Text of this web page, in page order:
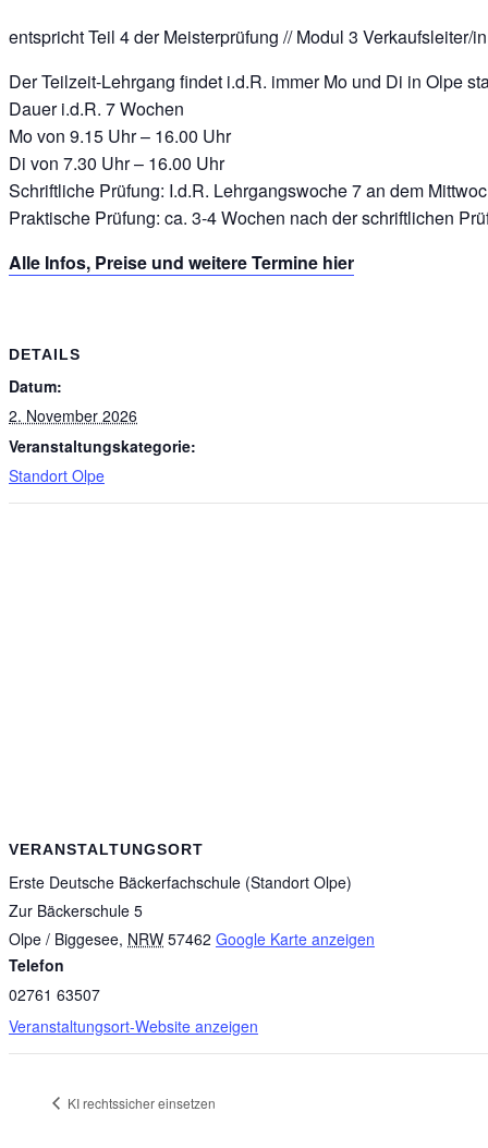
entspricht Teil 4 der Meisterprüfung // Modul 3 Verkaufsleiter/in
Der Teilzeit-Lehrgang findet i.d.R. immer Mo und Di in Olpe
Dauer i.d.R. 7 Wochen
Mo von 9.15 Uhr – 16.00 Uhr
Di von 7.30 Uhr – 16.00 Uhr
Schriftliche Prüfung: I.d.R. Lehrgangswoche 7 an dem
Praktische Prüfung: ca. 3-4 Wochen nach der schriftlichen
Alle Infos, Preise und weitere Termine hier
DETAILS
Datum:
2. November 2026
Veranstaltungskategorie:
Standort Olpe
VERANSTALTUNGSORT
Erste Deutsche Bäckerfachschule (Standort Olpe)
Zur Bäckerschule 5
Olpe / Biggesee, NRW 57462 Google Karte anzeigen
Telefon
02761 63507
Veranstaltungsort-Website anzeigen
KI rechtssicher einsetzen